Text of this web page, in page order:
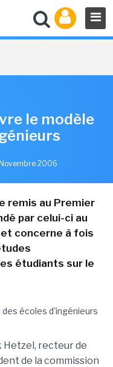
le modèle
2006
remis au Premier
par celui-ci au
et concerne à fois
étudiants sur le
Hetzel, recteur de
de la commission